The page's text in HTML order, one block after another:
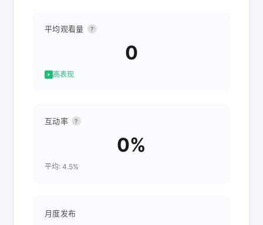
平均观看量 ?
0
高表现
互动率 ?
0%
平均: 4.5%
月度发布